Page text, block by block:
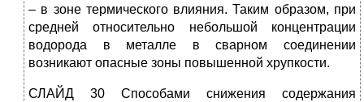
– в зоне термического влияния. Таким образом, при
средней относительно небольшой концентрации
водорода в металле в сварном соединении
возникают опасные зоны повышенной хрупкости.
СЛАЙД 30 Способами снижения содержания